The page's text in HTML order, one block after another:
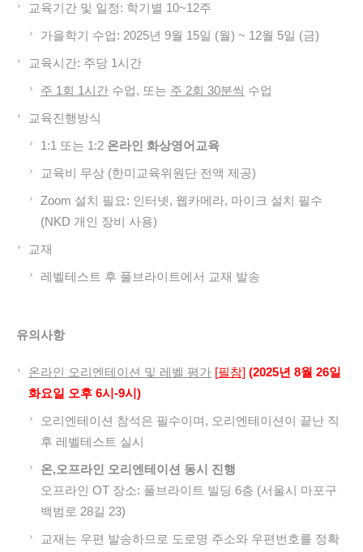
교육기간 및 일정: 학기별 10~12주
가을학기 수업: 2025년 9월 15일 (월) ~ 12월 5일 (금)
교육시간: 주당 1시간
주 1회 1시간수업, 또는 주 2회 30분씩 수업
교육진행방식
1:1 또는 1:2 온라인 화상영어교육
교육비 무상 (한미교육위원단 전액 제공)
Zoom 설치 필요: 인터넷, 웹카메라, 마이크 설치 필수
(NKD 개인 장비 사용)
교재
레벨테스트 후 풀브라이트에서 교재 발송
유의사항
온라인 오리엔테이션 및 레벨 평가 [필참] (2025년 8월 26일
화요일 오후 6시-9시)
오리엔테이션 참석은 필수이며, 오리엔테이션이 끝난 직
후 레벨테스트 실시
온,오프라인 오리엔테이션 동시 진행
오프라인 OT 장소: 풀브라이트 빌딩 6층 (서울시 마포구
백범로 28길 23)
교재는 우편 발송하므로 도로명 주소와 우편번호를 정확